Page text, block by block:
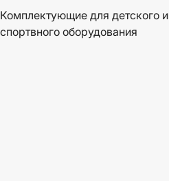
Комплектующие для детского и
спортвного оборудования